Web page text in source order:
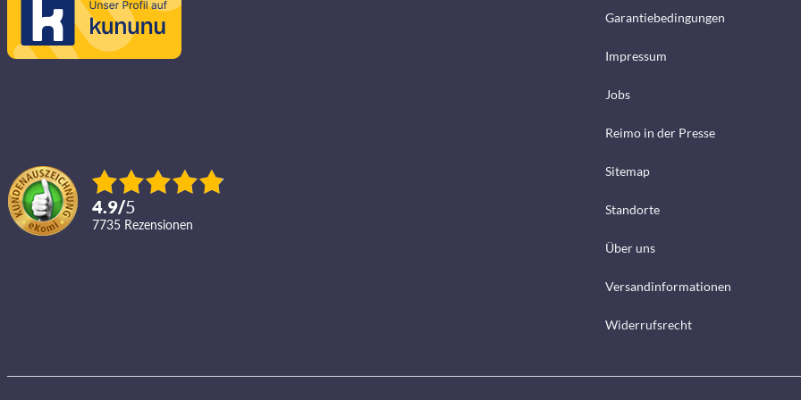
4.9/5
7735 Rezensionen
Garantiebedingungen
Impressum
Jobs
Reimo in der Presse
Sitemap
Standorte
Über uns
Versandinformationen
Widerrufsrecht